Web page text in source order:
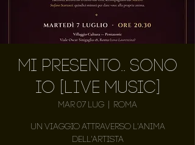
Mi presento.. sono
Io [LIVE MUSIC]
mar 07 lug Roma
Un viaggio attraverso l'anima
dell'artista